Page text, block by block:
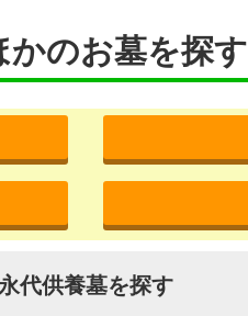
かのお墓を探す
代供養墓を探す